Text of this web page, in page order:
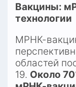
Вакцины:
технологии
МРНК-
областей
19. Около